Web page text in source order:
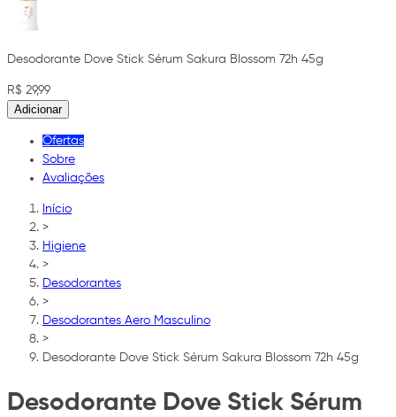
Desodorante Dove Stick Sérum Sakura Blossom 72h 45g
R$ 29,99
Adicionar
Ofertas
Sobre
Avaliações
Início
>
Higiene
>
Desodorantes
>
Desodorantes Aero Masculino
>
Desodorante Dove Stick Sérum Sakura Blossom 72h 45g
Desodorante Dove Stick Sérum